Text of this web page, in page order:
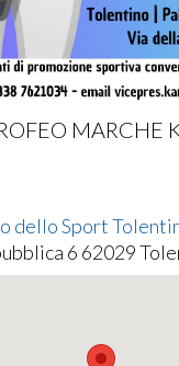
MARCHE
dello Sport
6 62029